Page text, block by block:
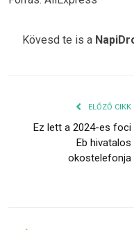
Kövesd te is a
ELŐZŐ CIKK
Ez lett a 2024-es foci
Eb hivatalos
okostelefonja